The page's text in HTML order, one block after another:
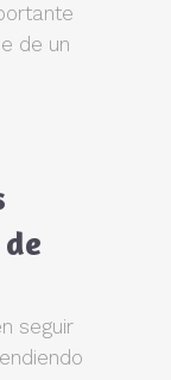
de un
seguir